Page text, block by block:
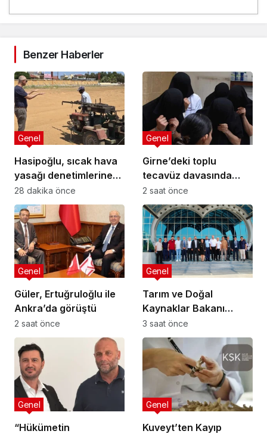
Benzer Haberler
Hasipoğlu, sıcak hava
yasağı denetimlerine
sahada katıldı
Genel
28 dakika önce
Girne’deki toplu
tecavüz davasında
karar: 5 sanığa toplam
55 yıl hapis
Genel
2 saat önce
Güler, Ertuğruloğlu ile
Ankra’da görüştü
Genel
2 saat önce
Tarım ve Doğal
Kaynaklar Bakanı
Çavuş “Büyük Harup
Çalıştayı”na katıldı
Genel
3 saat önce
“Hükümetin
Genel
Kuveyt’ten Kayıp
Genel